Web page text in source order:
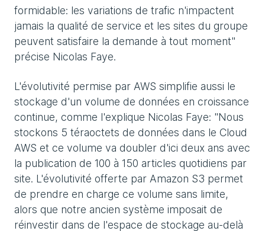
formidable: les variations de trafic n'impactent
jamais la qualité de service et les sites du groupe
peuvent satisfaire la demande à tout moment"
précise Nicolas Faye.
L'évolutivité permise par AWS simplifie aussi le
stockage d'un volume de données en croissance
continue, comme l'explique Nicolas Faye: "Nous
stockons 5 téraoctets de données dans le Cloud
AWS et ce volume va doubler d'ici deux ans avec
la publication de 100 à 150 articles quotidiens par
site. L'évolutivité offerte par Amazon S3 permet
de prendre en charge ce volume sans limite,
alors que notre ancien système imposait de
réinvestir dans de l'espace de stockage au-delà